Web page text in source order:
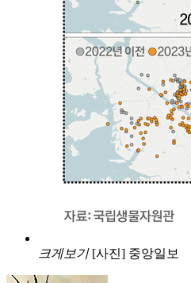
크게보기 [사진] 중앙일보